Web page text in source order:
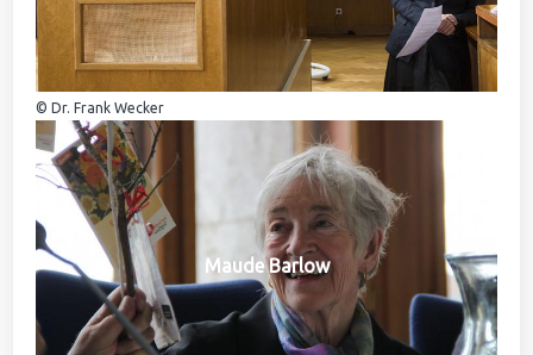
© Dr. Frank Wecker
Maude Barlow